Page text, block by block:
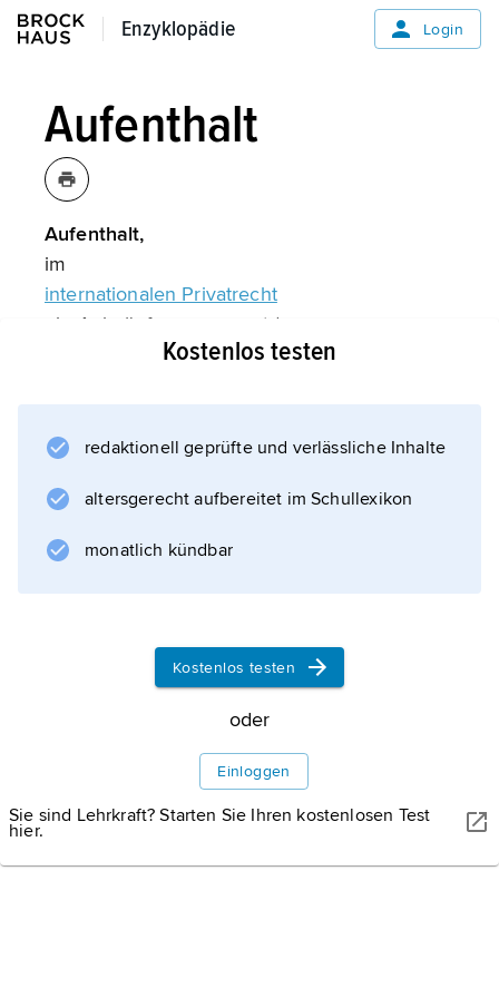
Enzyklopädie
Enzyklopädie Login
Aufenthalt
Aufenthalt,
im
internationalen Privatrecht
ein Anknüpfungsmoment (
Im Gegensatz zum rechtlichen Begriff
sind für die Feststellung, wo eine Person
ihren Aufenthalt hat, tatsächliche Umstände
und nicht die Wohnsitzanmeldung
Informationen zum Artikel
Kostenlos testen
redaktionell geprüfte und verlässliche Inhalte
altersgerecht aufbereitet im Schullexikon
monatlich kündbar
Kostenlos testen
oder
Einloggen
Sie sind Lehrkraft? Starten Sie Ihren kostenlosen Test
hier.